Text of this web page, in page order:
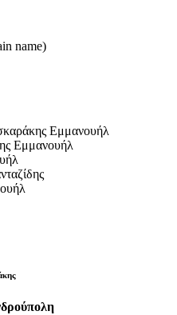
name)
Εμμανουήλ
Εμμανουήλ